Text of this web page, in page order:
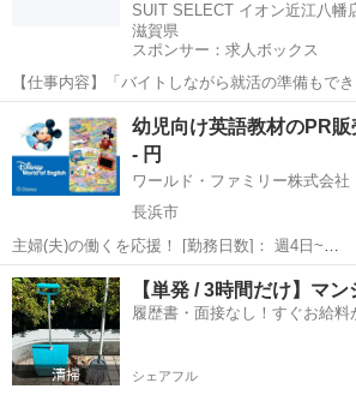
SUIT SELECT イオン近江八幡
滋賀県
スポンサー：求人ボックス
【仕事内容】「バイトしながら就活の準備もで
輩が多数活躍中! ネクタイの結び方が分からなく
寧に教えるので未経験でも安心です 週1日・1日1
トだから、授業やサークル、テスト...
アルバイト・パート
幼児向け英語教材のPR販
- 円
ワールド・ファミリー株式会社
長浜市
主婦(夫)の働くを応援！ [勤務日数]： 週4日~
10:00~17:00/10:00~16:00/10:00~15:00/09:30~14:00 [勤務地・
駅]： 滋賀県長浜市 ※勤務エリア選択可 ワール
滋賀 長浜市 営業
【単発 / 3時間だけ】マ
履歴書・面接なし！すぐお給料
シェアフル